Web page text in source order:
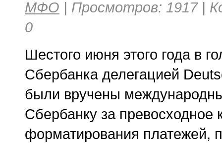
МФО | Просмотров: 1917 |
0
Шестого июня этого года в
Сбербанка делегацией
были вручены
Сбербанку за превосходное
форматирования платежей,